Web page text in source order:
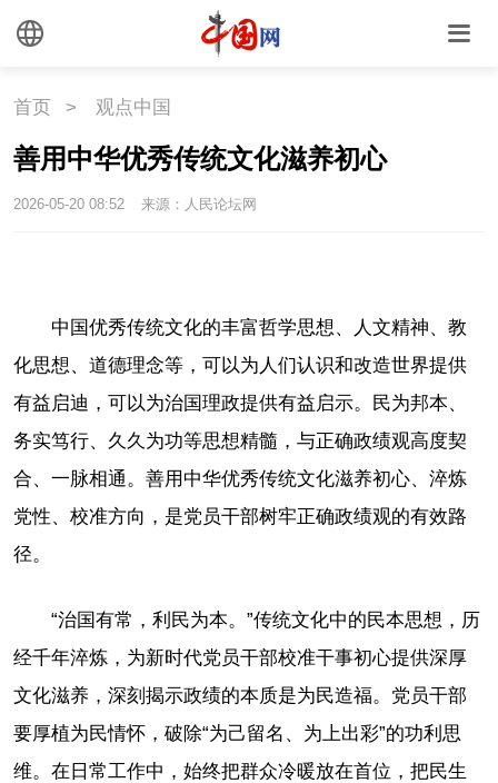
首页 > 观点中国
善用中华优秀传统文化滋养初心
2026-05-20 08:52 来源：人民论坛网
中国优秀传统文化的丰富哲学思想、人文精神、教
化思想、道德理念等，可以为人们认识和改造世界提供
有益启迪，可以为治国理政提供有益启示。民为邦本、
务实笃行、久久为功等思想精髓，与正确政绩观高度契
合、一脉相通。善用中华优秀传统文化滋养初心、淬炼
党性、校准方向，是党员干部树牢正确政绩观的有效路
径。
“治国有常，利民为本。”传统文化中的民本思想，历
经千年淬炼，为新时代党员干部校准干事初心提供深厚
文化滋养，深刻揭示政绩的本质是为民造福。党员干部
要厚植为民情怀，破除“为己留名、为上出彩”的功利思
维。在日常工作中，始终把群众冷暖放在首位，把民生